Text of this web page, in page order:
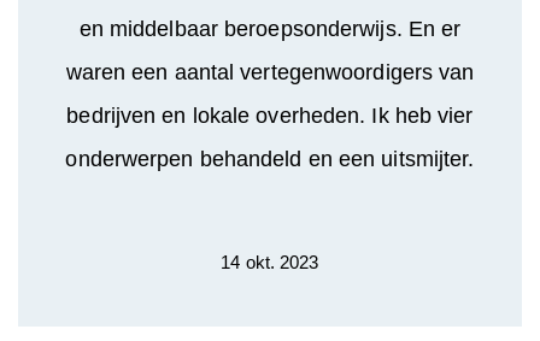
en middelbaar beroepsonderwijs. En er
waren een aantal vertegenwoordigers van
bedrijven en lokale overheden. Ik heb vier
onderwerpen behandeld en een uitsmijter.
14 okt. 2023